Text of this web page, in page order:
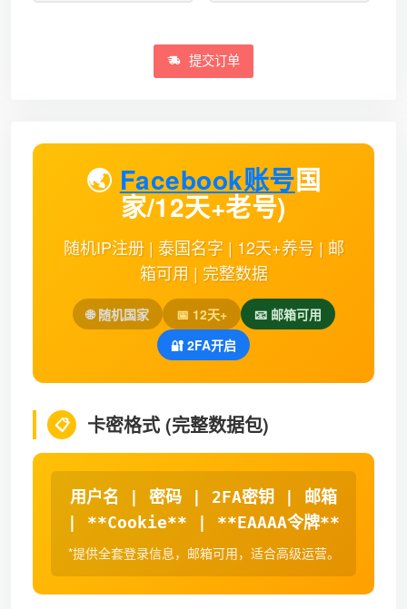
提交订单
🌏 Facebook账号国
家/12天+老号)
随机IP注册 | 泰国名字 | 12天+养号 | 邮
箱可用 | 完整数据
🌐 随机国家 📅 12天+
📧 邮箱可用
🔐 2FA开启
📋 卡密格式 (完整数据包)
用户名 | 密码 | 2FA密钥 | 邮箱
| **Cookie** | **EAAAA令牌**
*提供全套登录信息，邮箱可用，适合高级运营。